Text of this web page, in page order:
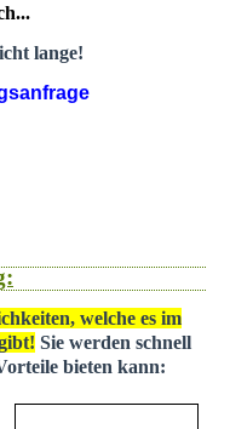
lange!
welche es im
Sie werden schnell
bieten kann: